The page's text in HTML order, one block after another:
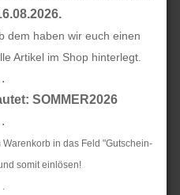
dem haben wir euch einen
Artikel im Shop hinterlegt.
.
SOMMER2026
.
in das Feld "Gutschein-
somit einlösen!
.